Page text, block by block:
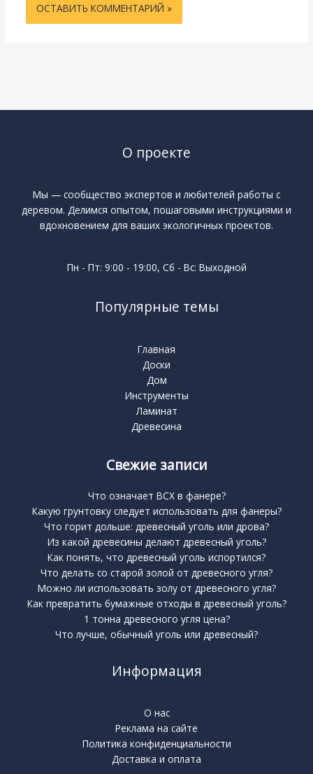
О проекте
Мы — сообщество экспертов и любителей работы с
деревом. Делимся опытом, пошаговыми инструкциями и
вдохновением для ваших экологичных проектов.
Пн - Пт: 9:00 - 19:00, Сб - Вс: Выходной
Популярные темы
Главная
Доски
Дом
Инструменты
Ламинат
Древесина
Свежие записи
Что означает BCX в фанере?
Какую грунтовку следует использовать для фанеры?
Что горит дольше: древесный уголь или дрова?
Из какой древесины делают древесный уголь?
Как понять, что древесный уголь испортился?
Что делать со старой золой от древесного угля?
Можно ли использовать золу от древесного угля?
Как превратить бумажные отходы в древесный уголь?
1 тонна древесного угля цена?
Что лучше, обычный уголь или древесный?
Информация
О нас
Реклама на сайте
Политика конфиденциальности
Доставка и оплата